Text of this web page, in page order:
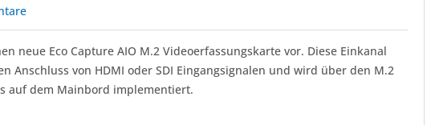
neue Eco Capture AIO M.2 Videoerfassungskarte vor. Diese Einkanal
Anschluss von HDMI oder SDI Eingangsignalen und wird über den M.2
auf dem Mainbord implementiert.